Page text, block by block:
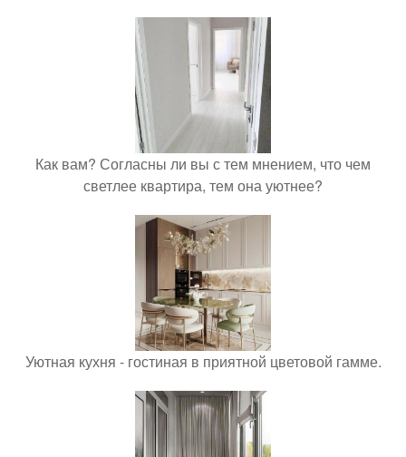
Как вам? Согласны ли вы с тем мнением, что чем
светлее квартира, тем она уютнее?
Уютная кухня - гостиная в приятной цветовой гамме.